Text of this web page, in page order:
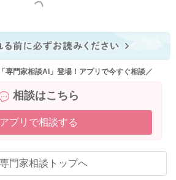
もっと見る
専門家相談AI」登場！アプリで今すぐ相談／
相談はこちら
アプリで相談する
門家相談トップへ